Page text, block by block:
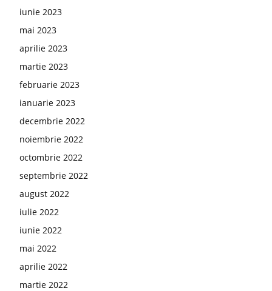
iunie 2023
mai 2023
aprilie 2023
martie 2023
februarie 2023
ianuarie 2023
decembrie 2022
noiembrie 2022
octombrie 2022
septembrie 2022
august 2022
iulie 2022
iunie 2022
mai 2022
aprilie 2022
martie 2022